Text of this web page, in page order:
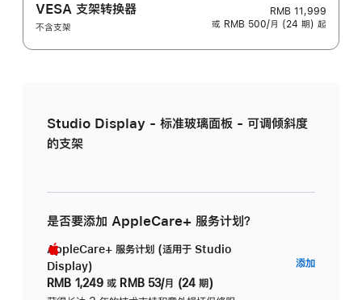
VESA 支架转换器
不含支架
RMB 11,999
或 RMB 500/月 (24 期) 起
Studio Display - 标准玻璃面板 - 可调倾斜度
的支架
是否要添加 AppleCare+ 服务计划？
AppleCare+ 服务计划 (适用于 Studio
Display)
RMB 1,249 或 RMB 53/月 (24 期)
添加